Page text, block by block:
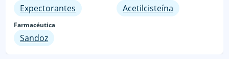
Expectorantes Acetilcisteína
Farmacéutica
Sandoz